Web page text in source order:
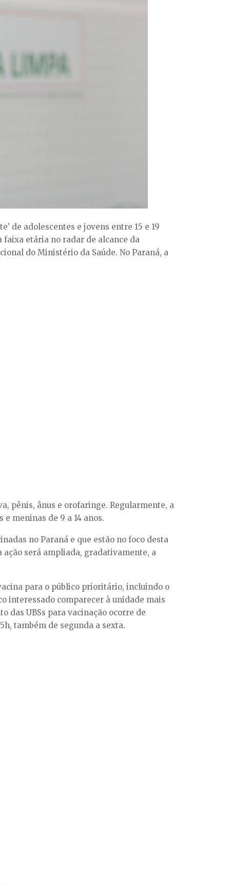
de adolescentes e jovens entre 15 e 19
faixa etária no radar de alcance da
do Ministério da Saúde. No Paraná, a
pênis, ânus e orofaringe. Regularmente, a
meninas de 9 a 14 anos.
no Paraná e que estão no foco desta
será ampliada, gradativamente, a
para o público prioritário, incluindo o
interessado comparecer à unidade mais
das UBSs para vacinação ocorre de
também de segunda a sexta.